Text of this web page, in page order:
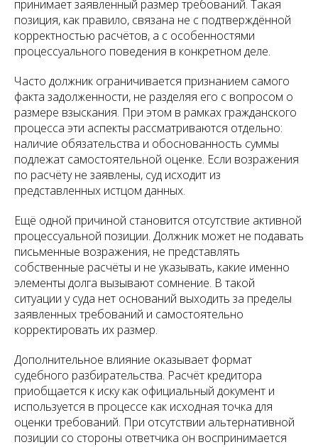
принимает заявленный размер требований. Такая
позиция, как правило, связана не с подтверждённой
корректностью расчётов, а с особенностями
процессуального поведения в конкретном деле.
Часто должник ограничивается признанием самого
факта задолженности, не разделяя его с вопросом о
размере взыскания. При этом в рамках гражданского
процесса эти аспекты рассматриваются отдельно:
наличие обязательства и обоснованность суммы
подлежат самостоятельной оценке. Если возражения
по расчёту не заявлены, суд исходит из
представленных истцом данных.
Ещё одной причиной становится отсутствие активной
процессуальной позиции. Должник может не подавать
письменные возражения, не представлять
собственные расчёты и не указывать, какие именно
элементы долга вызывают сомнение. В такой
ситуации у суда нет оснований выходить за пределы
заявленных требований и самостоятельно
корректировать их размер.
Дополнительное влияние оказывает формат
судебного разбирательства. Расчёт кредитора
приобщается к иску как официальный документ и
используется в процессе как исходная точка для
оценки требований. При отсутствии альтернативной
позиции со стороны ответчика он воспринимается